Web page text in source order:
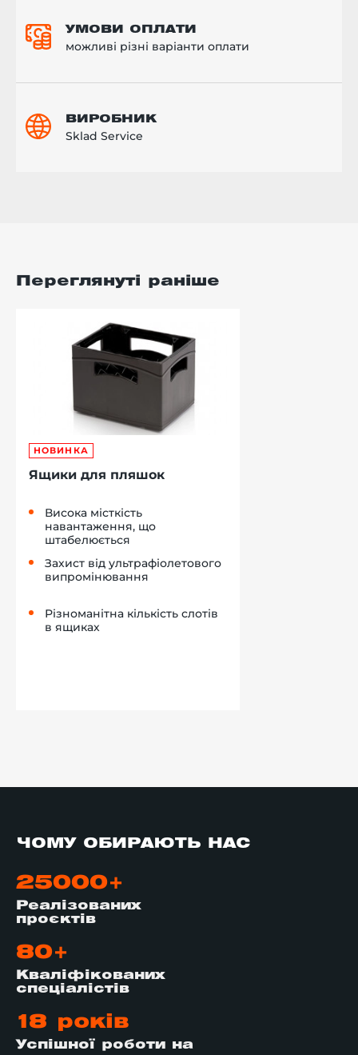
УМОВИ ОПЛАТИ
можливі різні варіанти оплати
ВИРОБНИК
Sklad Service
Переглянуті раніше
НОВИНКА
Ящики для пляшок
Висока місткість
навантаження, що
штабелюється
Захист від ультрафіолетового
випромінювання
Різноманітна кількість слотів
в ящиках
ЧОМУ ОБИРАЮТЬ НАС
25000+
Реалізованих
проєктів
80+
Кваліфікованих
спеціалістів
18 років
Успішної роботи на